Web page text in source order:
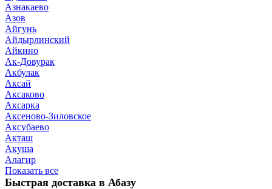
Азнакаево
Азов
Айгунь
Айдырлинский
Айкино
Ак-Довурак
Акбулак
Аксай
Аксаково
Аксарка
Аксеново-Зиловское
Аксубаево
Акташ
Акуша
Алагир
Показать все
Быстрая доставка в Абазу